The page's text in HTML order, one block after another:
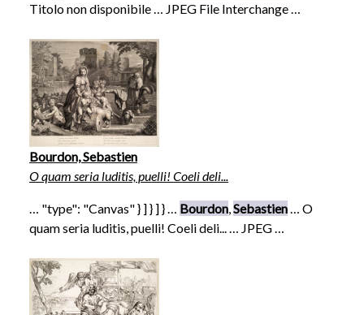
Titolo non disponibile … JPEG File Interchange …
Bourdon, Sebastien
O quam seria luditis, puelli! Coeli deli...
… "type": "Canvas" } ] } ] } … Bourdon,Sebastien… O
quam seria luditis, puelli! Coeli deli... … JPEG …